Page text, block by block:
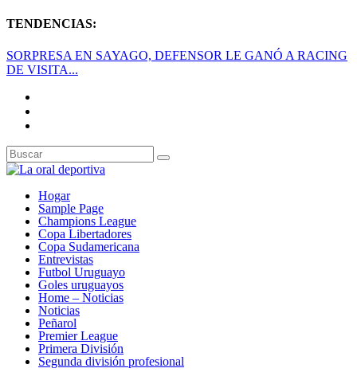
TENDENCIAS:
SORPRESA EN SAYAGO, DEFENSOR LE GANÓ A RACING
DE VISITA...
Hogar
Sample Page
Champions League
Copa Libertadores
Copa Sudamericana
Entrevistas
Futbol Uruguayo
Goles uruguayos
Home – Noticias
Noticias
Peñarol
Premier League
Primera División
Segunda división profesional